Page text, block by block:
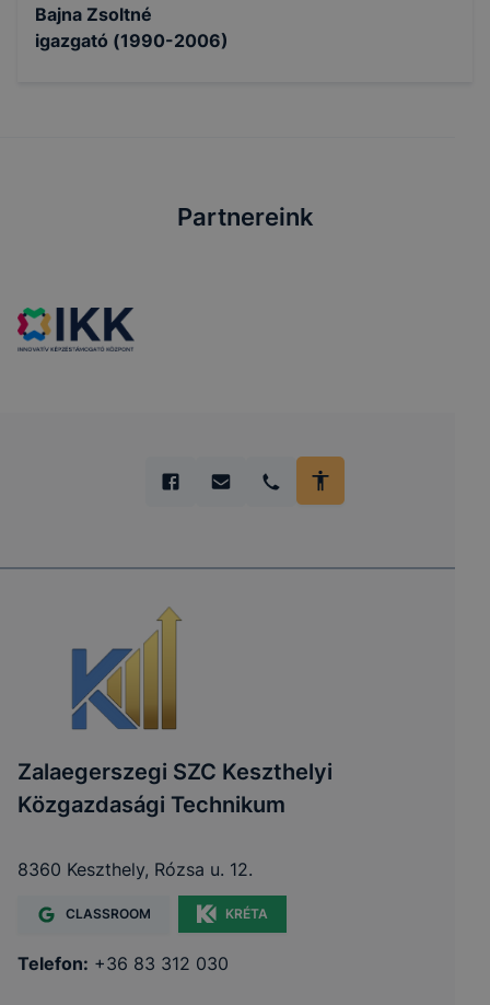
Bajna Zsoltné
igazgató (1990-2006)
Partnereink
Zalaegerszegi SZC Keszthelyi
Közgazdasági Technikum
8360 Keszthely, Rózsa u. 12.
CLASSROOM KRÉTA
Telefon: +36 83 312 030